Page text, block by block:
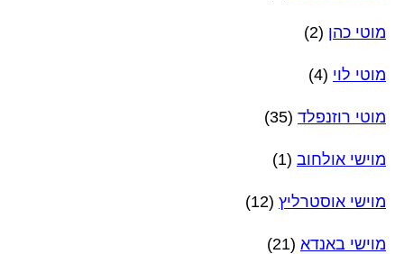
מוטי כהן (2)
מוטי לוי (4)
מוטי רוזנפלד (35)
מוישי אולחוב (1)
מוישי אוסטרליץ (12)
מוישי באנדא (21)